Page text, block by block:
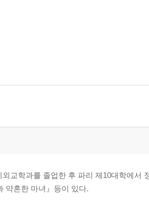
교학과를 졸업한 후 파리 제10대학에서
약혼한 마녀』등이 있다.